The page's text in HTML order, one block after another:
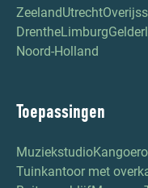
ZeelandUtrecht
DrentheLimburg
Noord-Holland
Toepassingen
Muziekstudio
Tuinkantoor met